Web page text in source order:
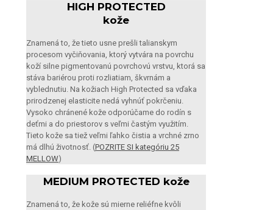
HIGH PROTECTED
kože
Znamená to, že tieto usne prešli talianskym
procesom vyčiňovania, ktorý vytvára na povrchu
koží silne pigmentovanú povrchovú vrstvu, ktorá sa
stáva bariérou proti rozliatiam, škvrnám a
vyblednutiu. Na kožiach High Protected sa vďaka
prirodzenej elasticite nedá vyhnúť pokrčeniu.
Vysoko chránené kože odporúčame do rodín s
deťmi a do priestorov s veľmi častým využitím.
Tieto kože sa tiež veľmi ľahko čistia a vrchné zrno
má dlhú životnosť. (POZRITE SI kategóriu 25
MELLOW)
MEDIUM PROTECTED kože
Znamená to, že kože sú mierne reliéfne kvôli